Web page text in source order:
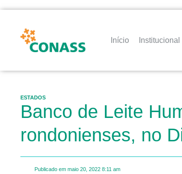
Início Institucional
ESTADOS
Banco de Leite
rondonienses, no
Publicado em maio 20, 2022 8:11 am